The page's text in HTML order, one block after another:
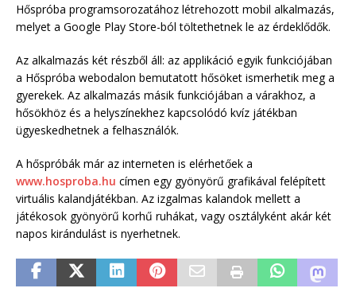
Hőspróba programsorozatához létrehozott mobil alkalmazás,
melyet a Google Play Store-ból töltethetnek le az érdeklődők.
Az alkalmazás két részből áll: az applikáció egyik funkciójában
a Hőspróba webodalon bemutatott hősöket ismerhetik meg a
gyerekek. Az alkalmazás másik funkciójában a várakhoz, a
hősökhöz és a helyszínekhez kapcsolódó kvíz játékban
ügyeskedhetnek a felhasználók.
A hőspróbák már az interneten is elérhetőek a
www.hosproba.hu címen egy gyönyörű grafikával felépített
virtuális kalandjátékban. Az izgalmas kalandok mellett a
játékosok gyönyörű korhű ruhákat, vagy osztályként akár két
napos kirándulást is nyerhetnek.